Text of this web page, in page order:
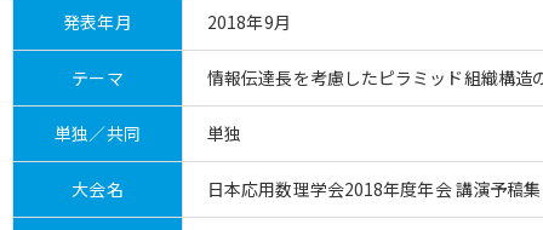
発表年月 2018年9月
テーマ 情報伝達長を考慮したピラミッド組織構造
単独／共同 単独
大会名 日本応用数理学会2018年度年会 講演予稿集